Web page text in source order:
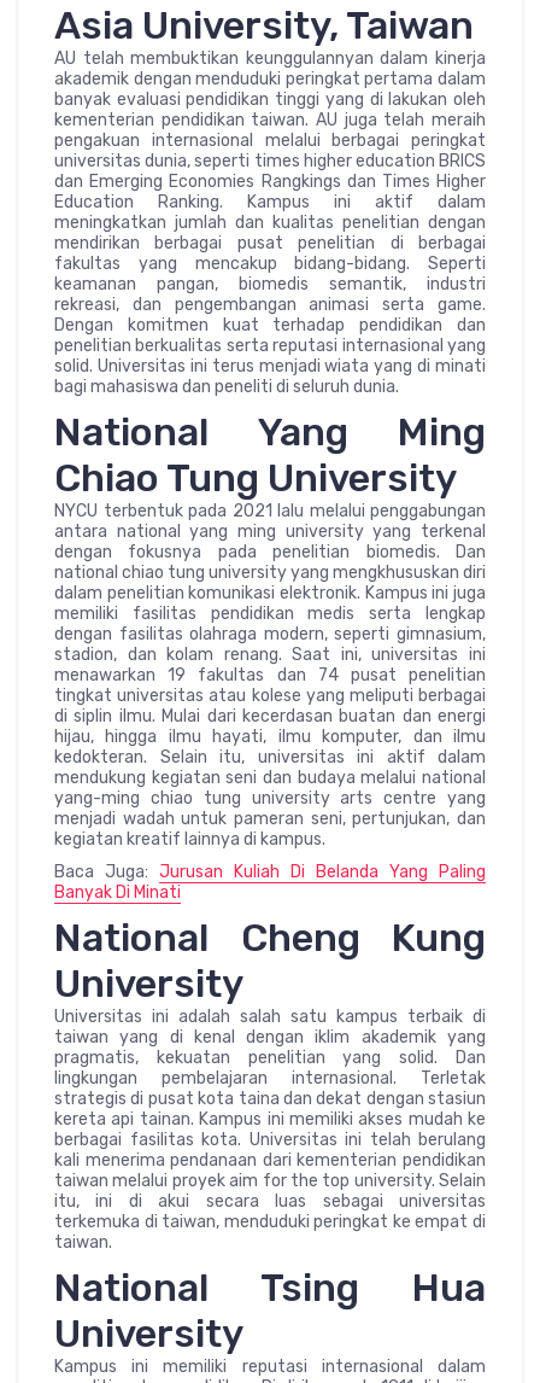
Asia University, Taiwan
AU telah membuktikan keunggulannyan dalam kinerja
akademik dengan menduduki peringkat pertama dalam
banyak evaluasi pendidikan tinggi yang di lakukan oleh
kementerian pendidikan taiwan. AU juga telah meraih
pengakuan internasional melalui berbagai peringkat
universitas dunia, seperti times higher education BRICS
dan Emerging Economies Rangkings dan Times Higher
Education Ranking. Kampus ini aktif dalam
meningkatkan jumlah dan kualitas penelitian dengan
mendirikan berbagai pusat penelitian di berbagai
fakultas yang mencakup bidang-bidang. Seperti
keamanan pangan, biomedis semantik, industri
rekreasi, dan pengembangan animasi serta game.
Dengan komitmen kuat terhadap pendidikan dan
penelitian berkualitas serta reputasi internasional yang
solid. Universitas ini terus menjadi wiata yang di minati
bagi mahasiswa dan peneliti di seluruh dunia.
National Yang Ming
Chiao Tung University
NYCU terbentuk pada 2021 lalu melalui penggabungan
antara national yang ming university yang terkenal
dengan fokusnya pada penelitian biomedis. Dan
national chiao tung university yang mengkhususkan diri
dalam penelitian komunikasi elektronik. Kampus ini juga
memiliki fasilitas pendidikan medis serta lengkap
dengan fasilitas olahraga modern, seperti gimnasium,
stadion, dan kolam renang. Saat ini, universitas ini
menawarkan 19 fakultas dan 74 pusat penelitian
tingkat universitas atau kolese yang meliputi berbagai
di siplin ilmu. Mulai dari kecerdasan buatan dan energi
hijau, hingga ilmu hayati, ilmu komputer, dan ilmu
kedokteran. Selain itu, universitas ini aktif dalam
mendukung kegiatan seni dan budaya melalui national
yang-ming chiao tung university arts centre yang
menjadi wadah untuk pameran seni, pertunjukan, dan
kegiatan kreatif lainnya di kampus.
Baca Juga: Jurusan Kuliah Di Belanda Yang Paling
Banyak Di Minati
National Cheng Kung
University
Universitas ini adalah salah satu kampus terbaik di
taiwan yang di kenal dengan iklim akademik yang
pragmatis, kekuatan penelitian yang solid. Dan
lingkungan pembelajaran internasional. Terletak
strategis di pusat kota taina dan dekat dengan stasiun
kereta api tainan. Kampus ini memiliki akses mudah ke
berbagai fasilitas kota. Universitas ini telah berulang
kali menerima pendanaan dari kementerian pendidikan
taiwan melalui proyek aim for the top university. Selain
itu, ini di akui secara luas sebagai universitas
terkemuka di taiwan, menduduki peringkat ke empat di
taiwan.
National Tsing Hua
University
Kampus ini memiliki reputasi internasional dalam